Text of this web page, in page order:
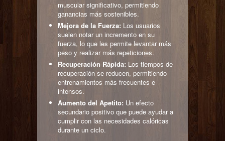
muscular significativo, permitiendo
ganancias más sostenibles.
Mejora de la Fuerza: Los usuarios
suelen notar un incremento en su
fuerza, lo que les permite levantar más
peso y realizar más repeticiones.
Recuperación Rápida: Los tiempos de
recuperación se reducen, permitiendo
entrenamientos más frecuentes e
intensos.
Aumento del Apetito: Un efecto
secundario positivo que puede ayudar a
cumplir con las necesidades calóricas
durante un ciclo.